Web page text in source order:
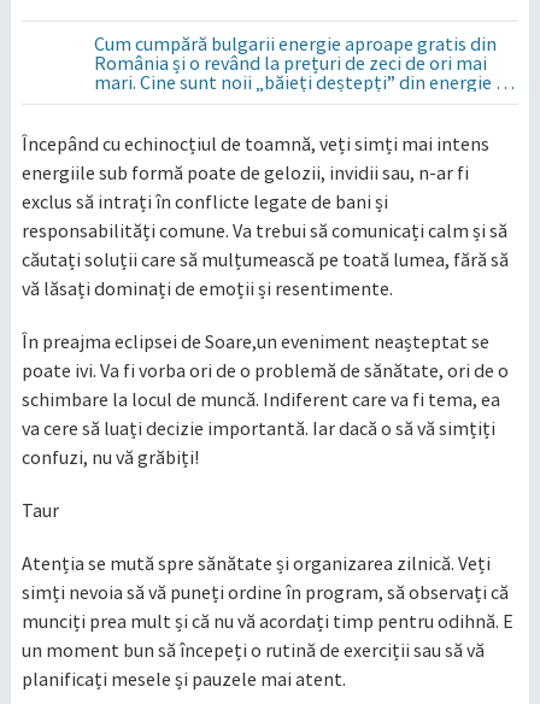
Cum cumpără bulgarii energie aproape gratis din
România și o revând la prețuri de zeci de ori mai
mari. Cine sunt noii „băieți deștepți” din energie de
la sud de Dunăre
Începând cu echinocțiul de toamnă, veți simți mai intens
energiile sub formă poate de gelozii, invidii sau, n-ar fi
exclus să intrați în conflicte legate de bani și
responsabilități comune. Va trebui să comunicați calm și să
căutați soluții care să mulțumească pe toată lumea, fără să
vă lăsați dominați de emoții și resentimente.
În preajma eclipsei de Soare,un eveniment neașteptat se
poate ivi. Va fi vorba ori de o problemă de sănătate, ori de o
schimbare la locul de muncă. Indiferent care va fi tema, ea
va cere să luați decizie importantă. Iar dacă o să vă simțiți
confuzi, nu vă grăbiți!
Taur
Atenția se mută spre sănătate și organizarea zilnică. Veți
simți nevoia să vă puneți ordine în program, să observați că
munciți prea mult și că nu vă acordați timp pentru odihnă. E
un moment bun să începeți o rutină de exerciții sau să vă
planificați mesele și pauzele mai atent.